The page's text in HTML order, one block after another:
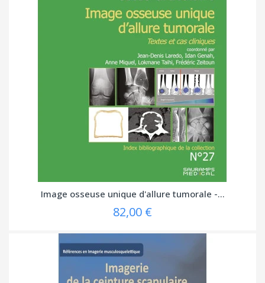
Image osseuse unique d'allure tumorale -...
82,00 €